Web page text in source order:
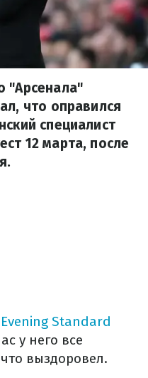
"Арсенала"
что оправился
специалист
12 марта, после
Standard
у него все
выздоровел.